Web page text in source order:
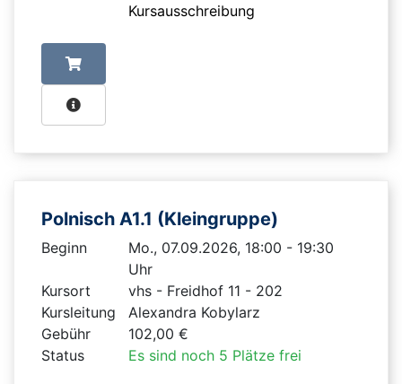
Kursausschreibung
Polnisch A1.1 (Kleingruppe)
Beginn
Mo., 07.09.2026, 18:00 - 19:30
Uhr
Kursort
vhs - Freidhof 11 - 202
Kursleitung
Alexandra Kobylarz
Gebühr
102,00 €
Status
Es sind noch 5 Plätze frei